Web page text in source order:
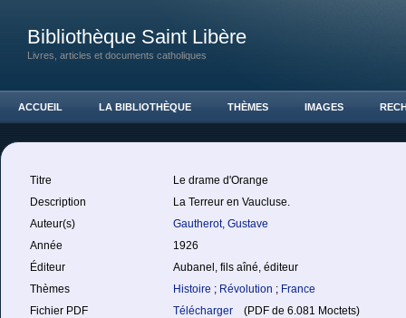
Bibliothèque Saint Libère
Livres, articles et documents catholiques
ACCUEIL LA BIBLIOTHÈQUE THÈMES IMAGES
Titre
Le drame d'Orange
Description
La Terreur en Vaucluse.
Auteur(s)
Gautherot, Gustave
Année
1926
Éditeur
Aubanel, fils aîné, éditeur
Thèmes
Histoire ; Révolution ; France
Fichier PDF
Télécharger (PDF de 6.081 Moctets)